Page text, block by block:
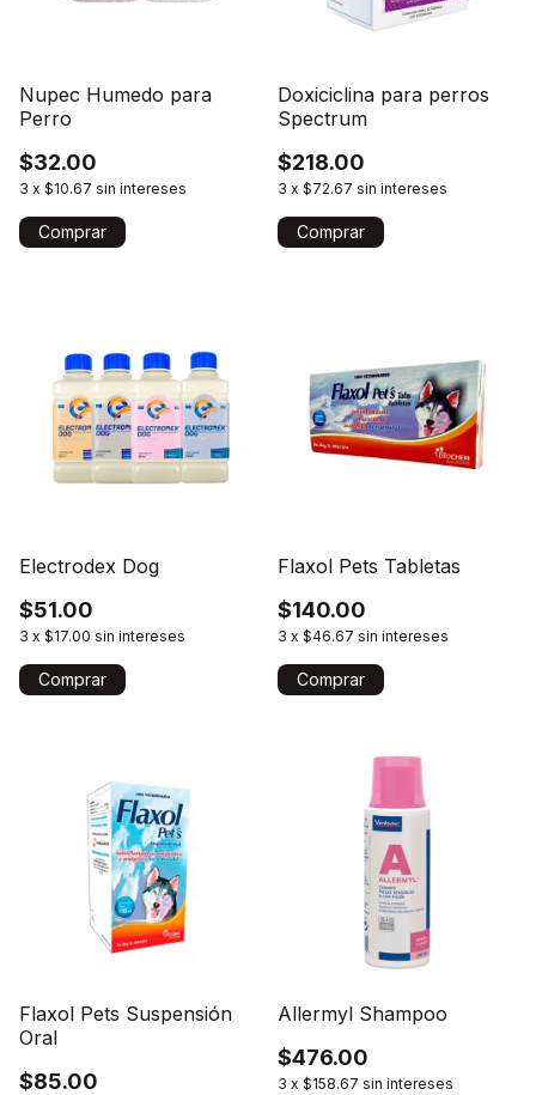
Nupec Humedo para
Perro
$32.00
3 x $10.67 sin intereses
Comprar
Doxiciclina para perros
Spectrum
$218.00
3 x $72.67 sin intereses
Comprar
Electrodex Dog
$51.00
3 x $17.00 sin intereses
Comprar
Flaxol Pets Tabletas
$140.00
3 x $46.67 sin intereses
Flaxol Pets Suspensión
Oral
$85.00
Allermyl Shampoo
$476.00
3 x $158.67 sin intereses